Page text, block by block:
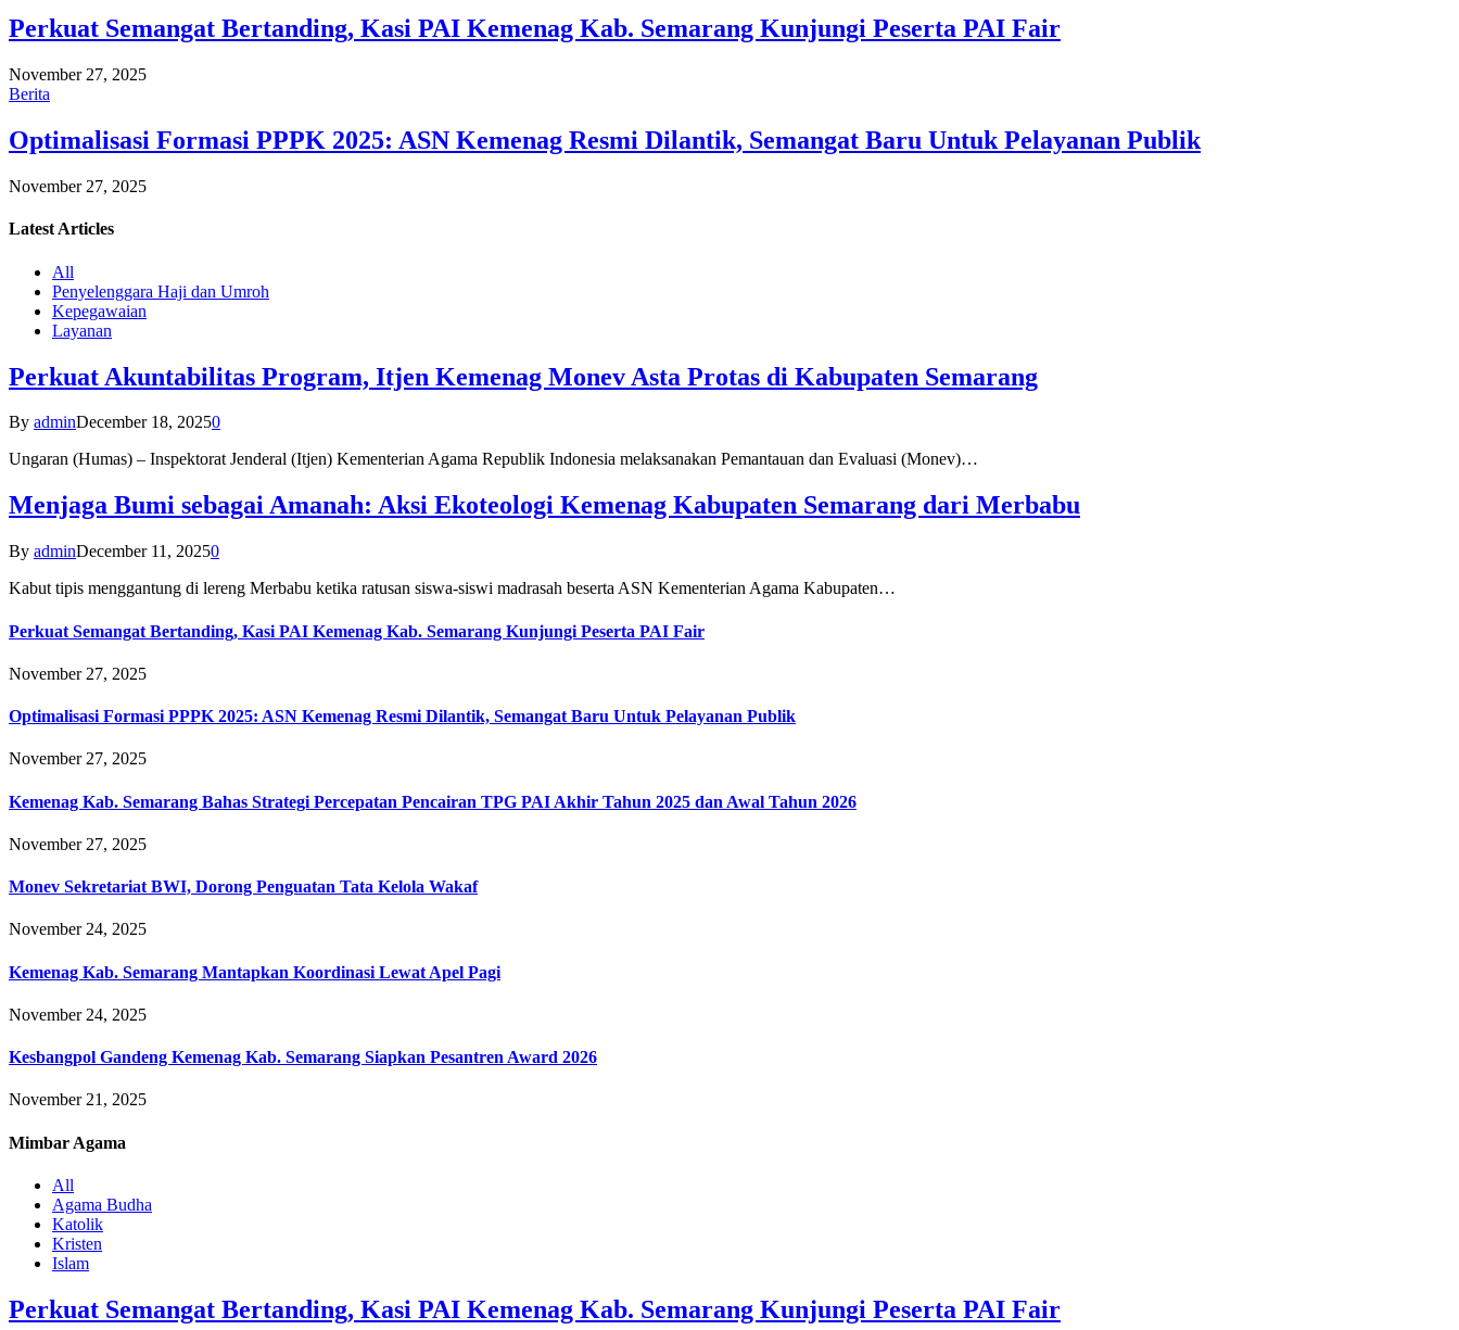
Perkuat Semangat Bertanding, Kasi PAI Kemenag Kab. Semarang Kunjungi Peserta PAI Fair
November 27, 2025
Berita
Optimalisasi Formasi PPPK 2025: ASN Kemenag Resmi Dilantik, Semangat Baru Untuk Pelayanan Publik
November 27, 2025
Latest Articles
All
Penyelenggara Haji dan Umroh
Kepegawaian
Layanan
Perkuat Akuntabilitas Program, Itjen Kemenag Monev Asta Protas di Kabupaten Semarang
By adminDecember 18, 20250
Ungaran (Humas) – Inspektorat Jenderal (Itjen) Kementerian Agama Republik Indonesia melaksanakan Pemantauan dan Evaluasi (Monev)…
Menjaga Bumi sebagai Amanah: Aksi Ekoteologi Kemenag Kabupaten Semarang dari Merbabu
By adminDecember 11, 20250
Kabut tipis menggantung di lereng Merbabu ketika ratusan siswa-siswi madrasah beserta ASN Kementerian Agama Kabupaten…
Perkuat Semangat Bertanding, Kasi PAI Kemenag Kab. Semarang Kunjungi Peserta PAI Fair
November 27, 2025
Optimalisasi Formasi PPPK 2025: ASN Kemenag Resmi Dilantik, Semangat Baru Untuk Pelayanan Publik
November 27, 2025
Kemenag Kab. Semarang Bahas Strategi Percepatan Pencairan TPG PAI Akhir Tahun 2025 dan Awal Tahun 2026
November 27, 2025
Monev Sekretariat BWI, Dorong Penguatan Tata Kelola Wakaf
November 24, 2025
Kemenag Kab. Semarang Mantapkan Koordinasi Lewat Apel Pagi
November 24, 2025
Kesbangpol Gandeng Kemenag Kab. Semarang Siapkan Pesantren Award 2026
November 21, 2025
Mimbar Agama
All
Agama Budha
Katolik
Kristen
Islam
Perkuat Semangat Bertanding, Kasi PAI Kemenag Kab. Semarang Kunjungi Peserta PAI Fair